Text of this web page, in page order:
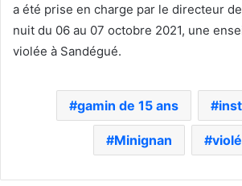
a été prise en charge par le directeur de
nuit du 06 au 07 octobre 2021, une
violée à Sandégué.
gamin de 15 ans
Minignan